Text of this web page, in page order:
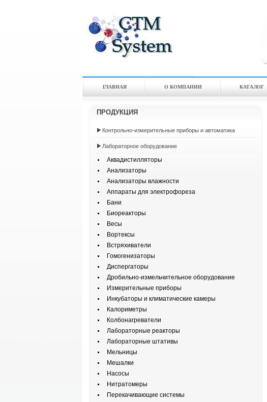
ГЛАВНАЯ О КОМПАНИИ КАТАЛOГ
ПРОДУКЦИЯ
Контрольно-измерительные приборы и автоматика
Лабораторное оборудование
Аквадистилляторы
Анализаторы
Анализаторы влажности
Аппараты для электрофореза
Бани
Биореакторы
Весы
Вортексы
Встряхиватели
Гомогенизаторы
Диспергаторы
Дробильно-измельчительное оборудование
Измерительные приборы
Инкубаторы и климатические камеры
Калориметры
Колбонагреватели
Лабораторные реакторы
Лабораторные штативы
Мельницы
Мешалки
Насосы
Нитратомеры
Перекачивающие системы